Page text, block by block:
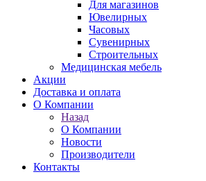
Для магазинов
Ювелирных
Часовых
Сувенирных
Строительных
Медицинская мебель
Акции
Доставка и оплата
О Компании
Назад
О Компании
Новости
Производители
Контакты